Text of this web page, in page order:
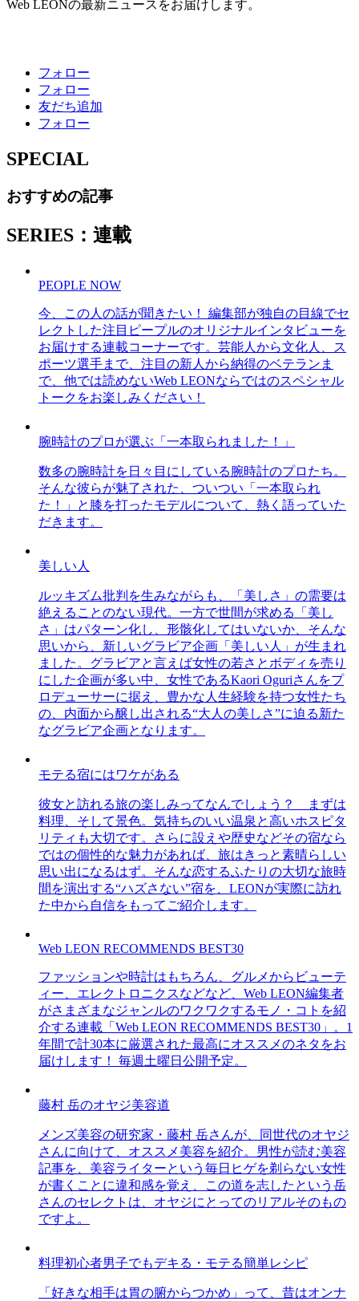
Web LEONの最新ニュースをお届けします。
フォロー
フォロー
友だち追加
フォロー
SPECIAL
おすすめの記事
SERIES：連載
PEOPLE NOW
今、この人の話が聞きたい！ 編集部が独自の目線でセ
レクトした注目ピープルのオリジナルインタビューを
お届けする連載コーナーです。芸能人から文化人、ス
ポーツ選手まで、注目の新人から納得のベテランま
で、他では読めないWeb LEONならではのスペシャル
トークをお楽しみください！
腕時計のプロが選ぶ「一本取られました！」
数多の腕時計を日々目にしている腕時計のプロたち。
そんな彼らが魅了された、ついつい「一本取られ
た！」と膝を打ったモデルについて、熱く語っていた
だきます。
美しい人
ルッキズム批判を生みながらも、「美しさ」の需要は
絶えることのない現代。一方で世間が求める「美し
さ」はパターン化し、形骸化してはいないか、そんな
思いから、新しいグラビア企画「美しい人」が生まれ
ました。グラビアと言えば女性の若さとボディを売り
にした企画が多い中、女性であるKaori Oguriさんをプ
ロデューサーに据え、豊かな人生経験を持つ女性たち
の、内面から醸し出される“大人の美しさ”に迫る新た
なグラビア企画となります。
モテる宿にはワケがある
彼女と訪れる旅の楽しみってなんでしょう？ まずは
料理、そして景色。気持ちのいい温泉と高いホスピタ
リティも大切です。さらに設えや歴史などその宿なら
ではの個性的な魅力があれば、旅はきっと素晴らしい
思い出になるはず。そんな恋するふたりの大切な旅時
間を演出する“ハズさない”宿を、LEONが実際に訪れ
た中から自信をもってご紹介します。
Web LEON RECOMMENDS BEST30
ファッションや時計はもちろん、グルメからビューテ
ィー、エレクトロニクスなどなど、Web LEON編集者
がさまざまなジャンルのワクワクするモノ・コトを紹
介する連載「Web LEON RECOMMENDS BEST30」。1
年間で計30本に厳選された最高にオススメのネタをお
届けします！ 毎週土曜日公開予定。
藤村 岳のオヤジ美容道
メンズ美容の研究家・藤村 岳さんが、同世代のオヤジ
さんに向けて、オススメ美容を紹介。男性が読む美容
記事を、美容ライターという毎日ヒゲを剃らない女性
が書くことに違和感を覚え、この道を志したという岳
さんのセレクトは、オヤジにとってのリアルそのもの
ですよ。
料理初心者男子でもデキる・モテる簡単レシピ
「好きな相手は胃の腑からつかめ」って、昔はオンナ